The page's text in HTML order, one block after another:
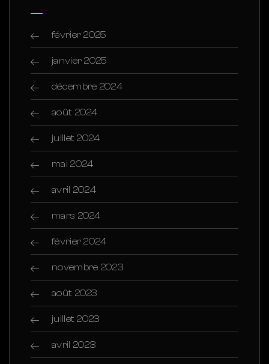
février 2025
janvier 2025
décembre 2024
août 2024
juillet 2024
mai 2024
avril 2024
mars 2024
février 2024
novembre 2023
août 2023
juillet 2023
avril 2023